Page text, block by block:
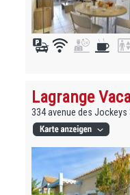
Lagrange
334 avenue des